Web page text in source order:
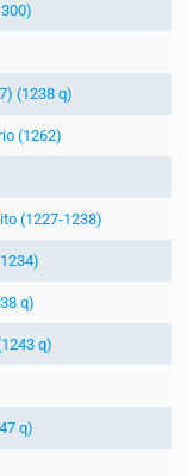
(1238 q)
(1262)
(1227-1238)
q)
q)
q)